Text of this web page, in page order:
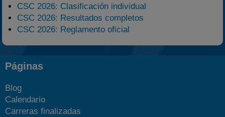
CSC 2026: Clasificación individual
CSC 2026: Resultados completos
CSC 2026: Reglamento oficial
Páginas
Blog
Calendario
Carreras finalizadas